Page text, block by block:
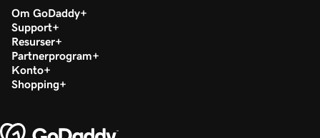
Om GoDaddy
Support
Resurser
Partnerprogram
Konto
Shopping